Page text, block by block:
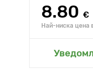
8.80 €
Най-ниска цена